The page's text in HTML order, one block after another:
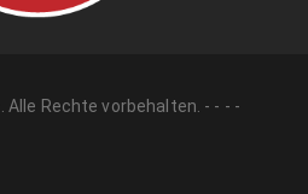
. Alle Rechte vorbehalten. - - - -